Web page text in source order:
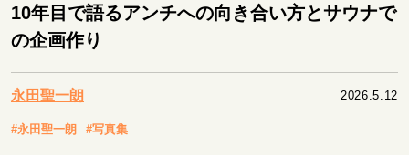
セカンドキャリアの描き方
夢を掴む選択
10年目で語るアンチへの向き合い方とサウナで
の企画作り
永田聖一朗 2026.5.12
#永田聖一朗 #写真集